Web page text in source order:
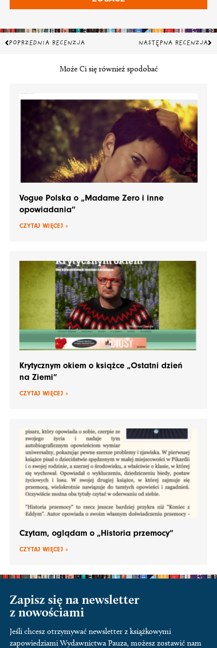
Prev
POPRZEDNIA RECENZJA NASTĘPNA RECENZJA
Może Ci się również spodobać
Vogue Polska o „Madame Zero i inne
opowiadania”
CZYTAJ WIĘCEJ »
Krytycznym okiem o książce „Ostatni dzień
na Ziemi”
CZYTAJ WIĘCEJ »
Czytam, oglądam o „Historia przemocy”
CZYTAJ WIĘCEJ »
Zapisz się na newsletter
z nowościami
Jeśli chcesz otrzymywać newsletter z książkowymi
zapowiedziami Wydawnictwa Pauza, możesz zostawić nam